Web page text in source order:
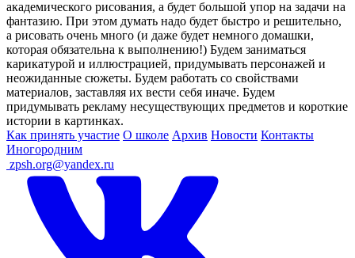
академического рисования, а будет большой упор на задачи на
фантазию. При этом думать надо будет быстро и решительно,
а рисовать очень много (и даже будет немного домашки,
которая обязательна к выполнению!) Будем заниматься
карикатурой и иллюстрацией, придумывать персонажей и
неожиданные сюжеты. Будем работать со свойствами
материалов, заставляя их вести себя иначе. Будем
придумывать рекламу несуществующих предметов и короткие
истории в картинках.
Как принять участие О школе Архив Новости Контакты
Иногородним
zpsh.org@yandex.ru